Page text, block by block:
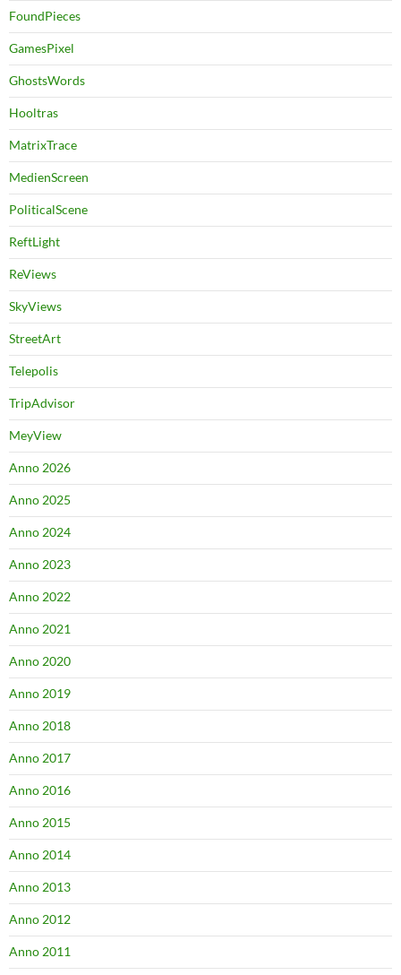
FoundPieces
GamesPixel
GhostsWords
Hooltras
MatrixTrace
MedienScreen
PoliticalScene
ReftLight
ReViews
SkyViews
StreetArt
Telepolis
TripAdvisor
MeyView
Anno 2026
Anno 2025
Anno 2024
Anno 2023
Anno 2022
Anno 2021
Anno 2020
Anno 2019
Anno 2018
Anno 2017
Anno 2016
Anno 2015
Anno 2014
Anno 2013
Anno 2012
Anno 2011